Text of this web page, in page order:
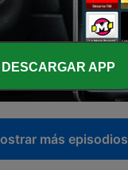
(E3)
(E2)
más episodios
DESCARGAR APP